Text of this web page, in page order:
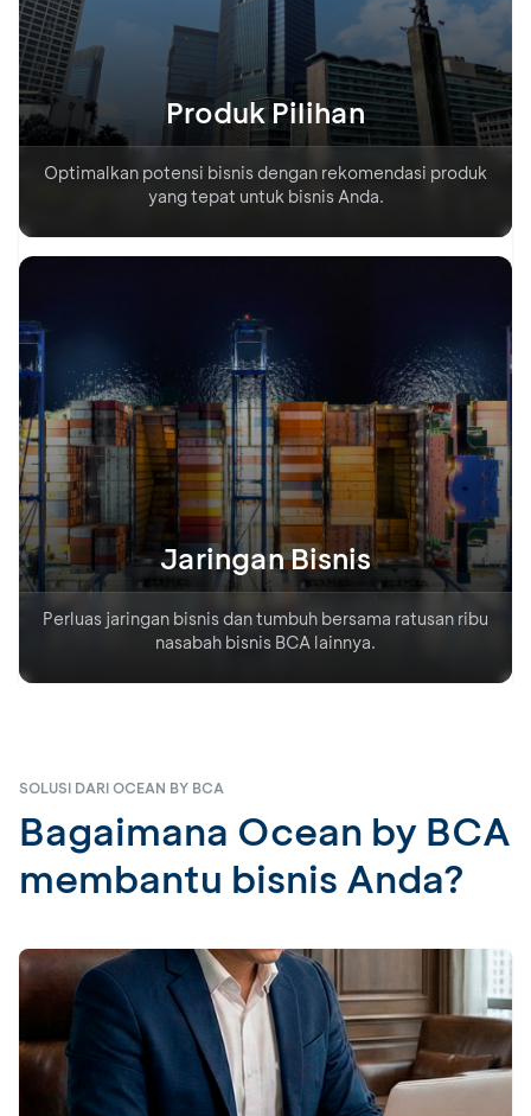
Produk Pilihan
Optimalkan potensi bisnis dengan rekomendasi produk
yang tepat untuk bisnis Anda.
Jaringan Bisnis
Perluas jaringan bisnis dan tumbuh bersama ratusan ribu
nasabah bisnis BCA lainnya.
SOLUSI DARI OCEAN BY BCA
Bagaimana Ocean by BCA
membantu bisnis Anda?